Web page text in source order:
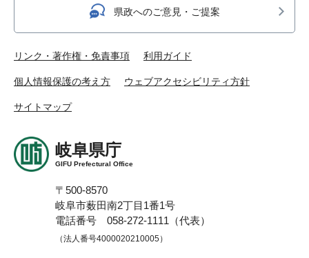
県政へのご意見・ご提案
リンク・著作権・免責事項 利用ガイド
個人情報保護の考え方 ウェブアクセシビリティ方針
サイトマップ
岐阜県庁
GIFU Prefectural Office
〒500-8570
岐阜市薮田南2丁目1番1号
電話番号 058-272-1111（代表）
（法人番号4000020210005）